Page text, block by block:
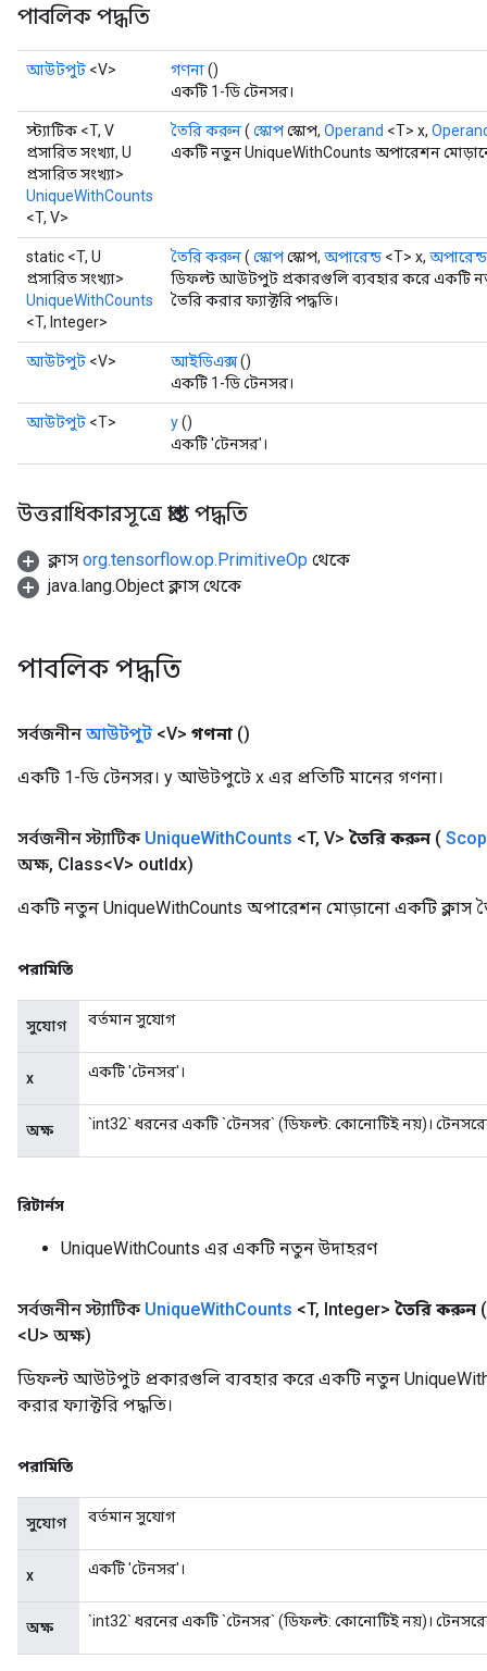
পাবলিক পদ্ধতি
আউটপুট <V> গণনা()
একটি 1-ডি টেনসর।
স্ট্যাটিক <T, V
প্রসারিত সংখ্যা, U
প্রসারিত সংখ্যা>
UniqueWithCounts
<T, V>
তৈরি করুন( স্কোপস্কোপ, Operand <T> x,
একটি নতুন UniqueWithCounts অপারেশন
static <T, U
প্রসারিত সংখ্যা>
UniqueWithCounts
<T, Integer>
তৈরি করুন( স্কোপস্কোপ, অপারেন্ড <T> x, অপারেন্ড
ডিফল্ট আউটপুট প্রকারগুলি ব্যবহার করে একটি
তৈরি করার ফ্যাক্টরি পদ্ধতি।
আউটপুট <V> আইডিএক্স()
একটি 1-ডি টেনসর।
আউটপুট <T> y()
একটি 'টেনসর'।
উত্তরাধিকারসূত্রে প্রাপ্ত পদ্ধতি
ক্লাস org.tensorflow.op.PrimitiveOp থেকে
java.lang.Object ক্লাস থেকে
পাবলিক পদ্ধতি
সর্বজনীন আউটপুট <V> গণনা ()
একটি 1-ডি টেনসর। y আউটপুটে x এর প্রতিটি মানের গণনা।
সর্বজনীন স্ট্যাটিক UniqueWithCounts <T, V> তৈরি করুন (
অক্ষ, Class<V> outIdx)
একটি নতুন UniqueWithCounts অপারেশন মোড়ানো একটি ক্লাস
পরামিতি
সুযোগ বর্তমান সুযোগ
x একটি 'টেনসর'।
অক্ষ `int32` ধরনের একটি `টেনসর` (ডিফল্ট: কোনোটিই নয়)।
রিটার্নস
UniqueWithCounts এর একটি নতুন উদাহরণ
সর্বজনীন স্ট্যাটিক UniqueWithCounts <T, Integer> তৈরি করুন
<U> অক্ষ)
ডিফল্ট আউটপুট প্রকারগুলি ব্যবহার করে একটি নতুন
করার ফ্যাক্টরি পদ্ধতি।
পরামিতি
সুযোগ বর্তমান সুযোগ
x একটি 'টেনসর'।
অক্ষ `int32` ধরনের একটি `টেনসর` (ডিফল্ট: কোনোটিই নয়)।